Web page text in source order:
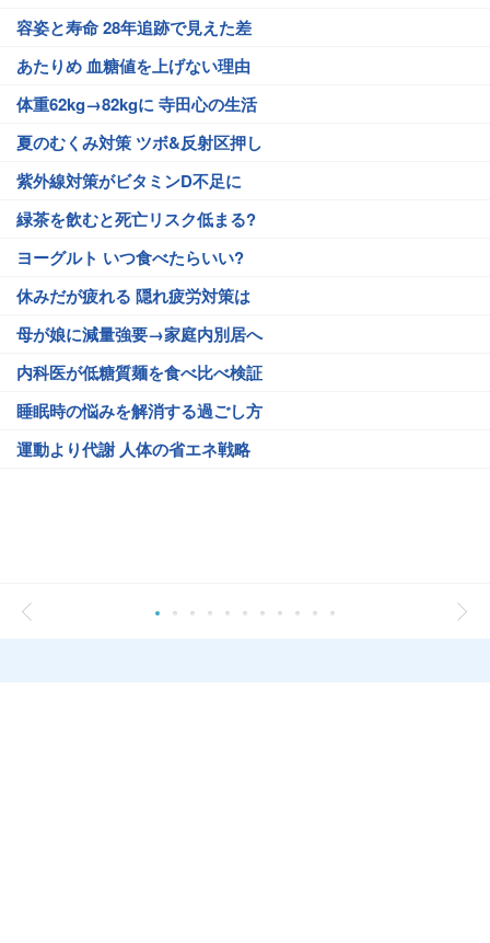
容姿と寿命 28年追跡で見えた差
あたりめ 血糖値を上げない理由
体重62kg→82kgに 寺田心の生活
夏のむくみ対策 ツボ&反射区押し
紫外線対策がビタミンD不足に
緑茶を飲むと死亡リスク低まる?
ヨーグルト いつ食べたらいい?
休みだが疲れる 隠れ疲労対策は
母が娘に減量強要→家庭内別居へ
内科医が低糖質麺を食べ比べ検証
睡眠時の悩みを解消する過ごし方
運動より代謝 人体の省エネ戦略